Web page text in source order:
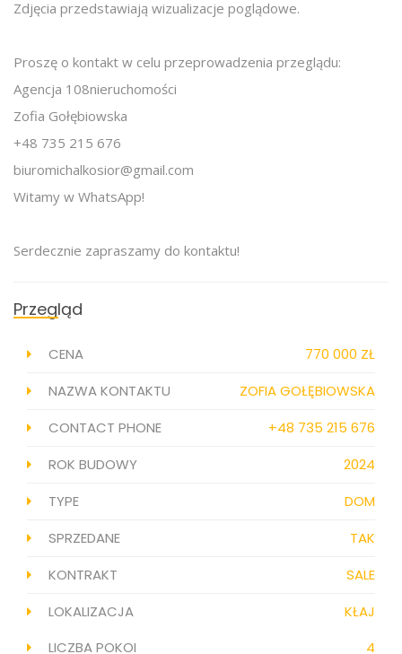
Zdjęcia przedstawiają wizualizacje poglądowe.
Proszę o kontakt w celu przeprowadzenia przeglądu:
Agencja 108nieruchomości
Zofia Gołębiowska
+48 735 215 676
biuromichalkosior@gmail.com
Witamy w WhatsApp!
Serdecznie zapraszamy do kontaktu!
Przegląd
CENA
770 000 ZŁ
NAZWA KONTAKTU
ZOFIA GOŁĘBIOWSKA
CONTACT PHONE
+48 735 215 676
ROK BUDOWY
2024
TYPE
DOM
SPRZEDANE
TAK
KONTRAKT
SALE
LOKALIZACJA
KŁAJ
LICZBA POKOI
4